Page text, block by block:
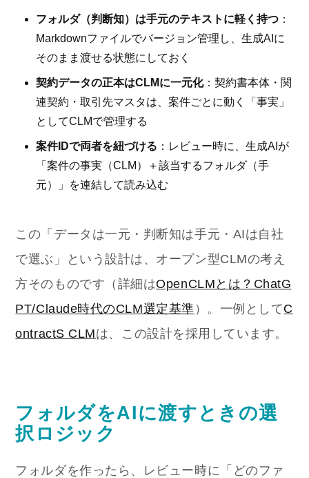
フォルダ（判断知）は手元のテキストに軽く持つ ：
Markdownファイルでバージョン管理し、生成AIに
そのまま渡せる状態にしておく
契約データの正本はCLMに一元化：契約書本体・関
連契約・取引先マスタは、案件ごとに動く「事実」
としてCLMで管理する
案件IDで両者を紐づける ：レビュー時に、生成AIが
「案件の事実（CLM）＋該当するフォルダ（手
元）」を連結して読み込む
この「データは一元・判断知は手元・AIは自社
で選ぶ」という設計は、オープン型CLMの考え
方そのものです（詳細はOpenCLMとは？ChatG
PT/Claude時代のCLM選定基準 ）。一例としてC
ontractS CLMは、この設計を採用しています。
フォルダをAIに渡すときの選
択ロジック
フォルダを作ったら、レビュー時に「どのファ